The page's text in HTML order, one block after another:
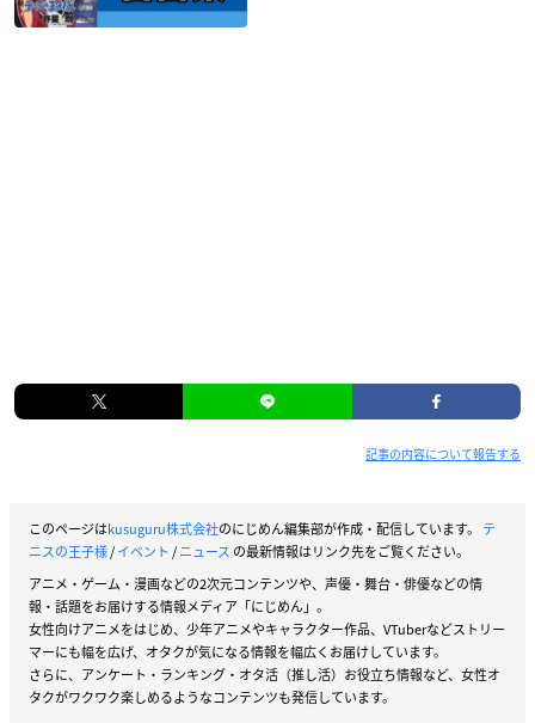
記事の内容について報告する
このページはkusuguru株式会社のにじめん編集部が作成・配信しています。 テ
ニスの王子様/イベント /ニュース の最新情報はリンク先をご覧ください。
アニメ・ゲーム・漫画などの2次元コンテンツや、声優・舞台・俳優などの情
報・話題をお届けする情報メディア「にじめん」。
女性向けアニメをはじめ、少年アニメやキャラクター作品、VTuberなどストリー
マーにも幅を広げ、オタクが気になる情報を幅広くお届けしています。
さらに、アンケート・ランキング・オタ活（推し活）お役立ち情報など、女性オ
タクがワクワク楽しめるようなコンテンツも発信しています。